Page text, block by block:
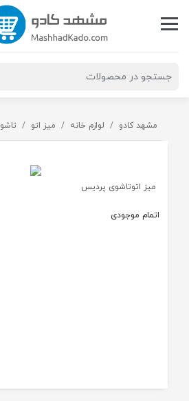
مشهد کادو لوازم خانه میز اتو تاشو
میز اتوتاشوی پردیس
اتمام موجودی